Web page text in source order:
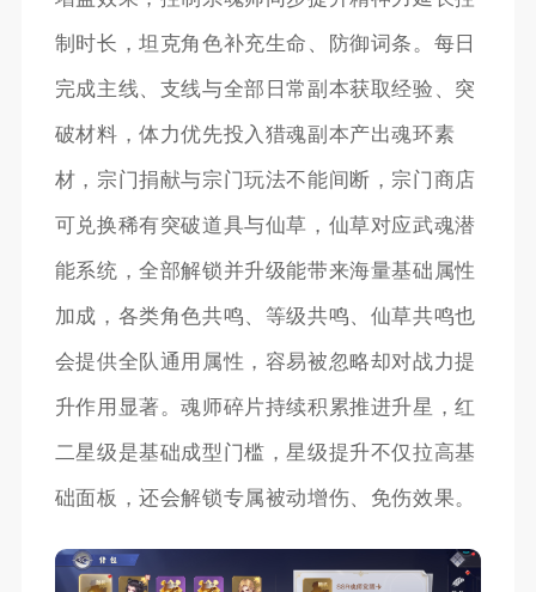
制时长，坦克角色补充生命、防御词条。每日
完成主线、支线与全部日常副本获取经验、突
破材料，体力优先投入猎魂副本产出魂环素
材，宗门捐献与宗门玩法不能间断，宗门商店
可兑换稀有突破道具与仙草，仙草对应武魂潜
能系统，全部解锁并升级能带来海量基础属性
加成，各类角色共鸣、等级共鸣、仙草共鸣也
会提供全队通用属性，容易被忽略却对战力提
升作用显著。魂师碎片持续积累推进升星，红
二星级是基础成型门槛，星级提升不仅拉高基
础面板，还会解锁专属被动增伤、免伤效果。